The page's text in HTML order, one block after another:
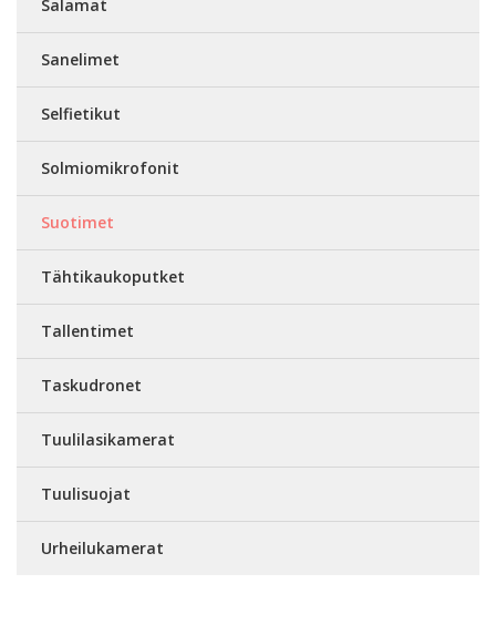
Salamat
Sanelimet
Selfietikut
Solmiomikrofonit
Suotimet
Tähtikaukoputket
Tallentimet
Taskudronet
Tuulilasikamerat
Tuulisuojat
Urheilukamerat